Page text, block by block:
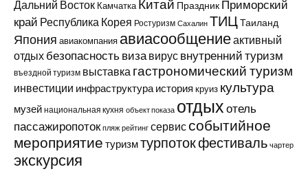
Дальний Восток Камчатка Китай Праздник Приморский
край Республика Корея Ростуризм Сахалин ТИЦТаиланд
Япония авиакомпания авиасообщениеактивный
отдых безопасность виза вирус внутренний туризм
въездной туризм выставка гастрономический туризм
инвестиции инфраструктура история круиз культура
музей национальная кухня объект показа отдыхотель
пассажиропоток пляж рейтинг сервис событийное
мероприятие туризмтурпотокфестиваль чартер
экскурсия